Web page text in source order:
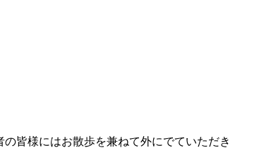
の皆様にはお散歩を兼ねて外にでていただき